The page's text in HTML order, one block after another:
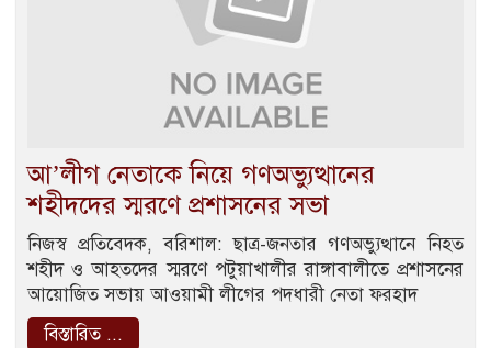
আ’লীগ নেতাকে নিয়ে গণঅভ্যুত্থানের
শহীদদের স্মরণে প্রশাসনের সভা
নিজস্ব প্রতিবেদক, বরিশাল: ছাত্র-জনতার গণঅভ্যুত্থানে নিহত
শহীদ ও আহতদের স্মরণে পটুয়াখালীর রাঙ্গাবালীতে প্রশাসনের
আয়োজিত সভায় আওয়ামী লীগের পদধারী নেতা ফরহাদ
বিস্তারিত ...